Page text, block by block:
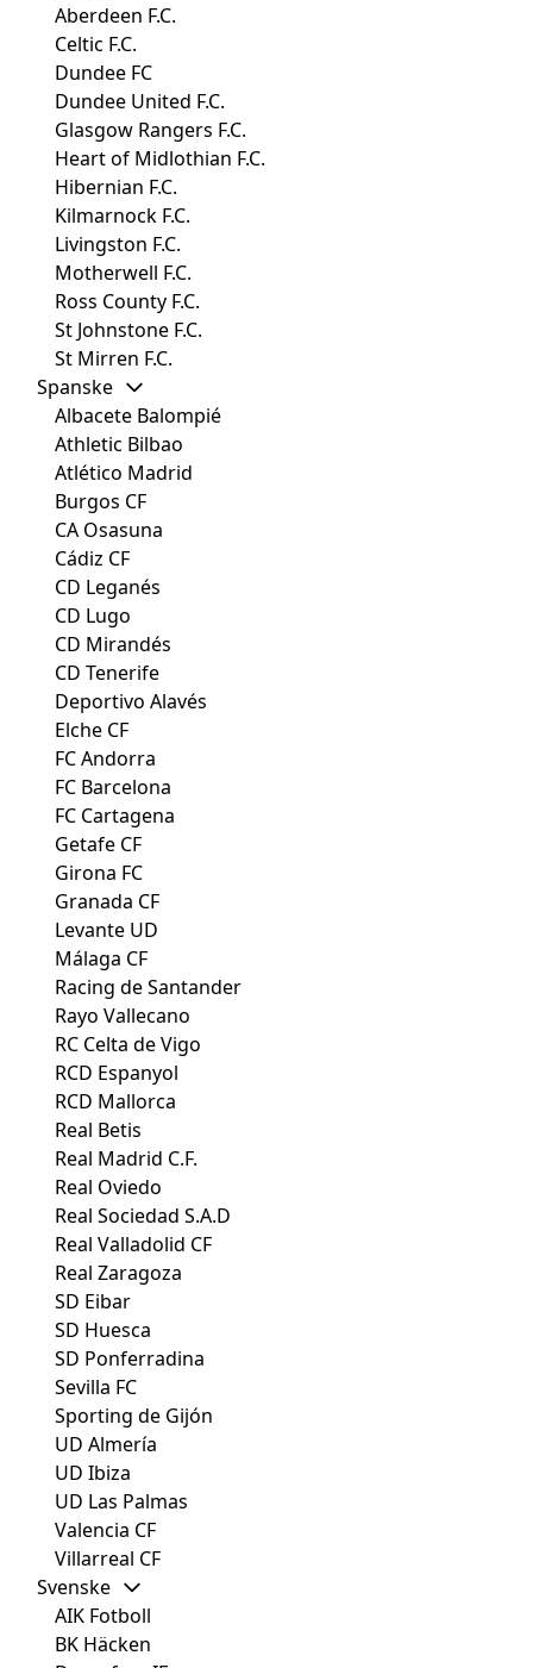
Aberdeen F.C.
Celtic F.C.
Dundee FC
Dundee United F.C.
Glasgow Rangers F.C.
Heart of Midlothian F.C.
Hibernian F.C.
Kilmarnock F.C.
Livingston F.C.
Motherwell F.C.
Ross County F.C.
St Johnstone F.C.
St Mirren F.C.
Spanske
Albacete Balompié
Athletic Bilbao
Atlético Madrid
Burgos CF
CA Osasuna
Cádiz CF
CD Leganés
CD Lugo
CD Mirandés
CD Tenerife
Deportivo Alavés
Elche CF
FC Andorra
FC Barcelona
FC Cartagena
Getafe CF
Girona FC
Granada CF
Levante UD
Málaga CF
Racing de Santander
Rayo Vallecano
RC Celta de Vigo
RCD Espanyol
RCD Mallorca
Real Betis
Real Madrid C.F.
Real Oviedo
Real Sociedad S.A.D
Real Valladolid CF
Real Zaragoza
SD Eibar
SD Huesca
SD Ponferradina
Sevilla FC
Sporting de Gijón
UD Almería
UD Ibiza
UD Las Palmas
Valencia CF
Villarreal CF
Svenske
AIK Fotboll
BK Häcken